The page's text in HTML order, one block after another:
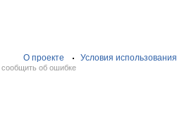
О проекте Условия использования
сообщить об ошибке